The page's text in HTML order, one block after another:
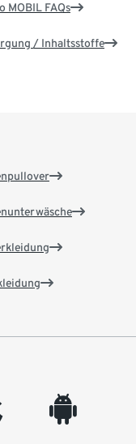
MOBIL FAQs
/ Inhaltsstoffe
android